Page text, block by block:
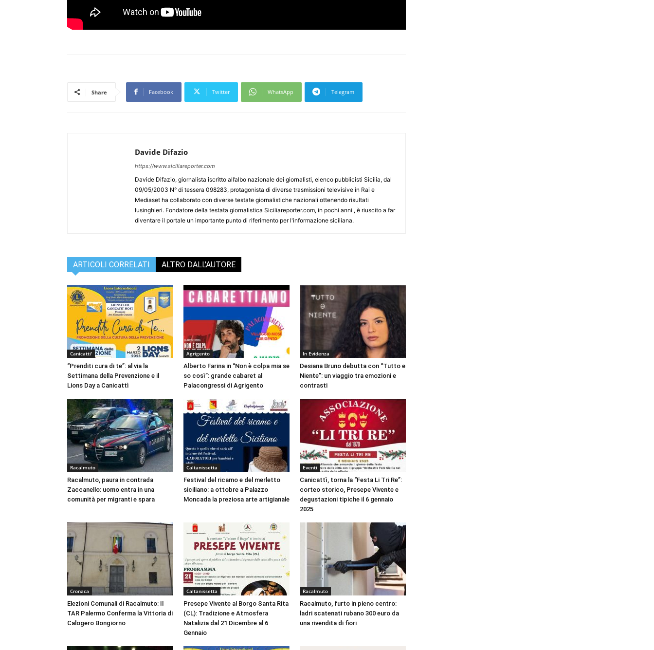
Share Facebook Twitter WhatsApp Telegram
Davide Difazio
https://www.siciliareporter.com
Davide Difazio, giornalista iscritto all’albo nazionale dei giornalisti, elenco pubblicisti Sicilia, dal
09/05/2003 N° di tessera 098283, protagonista di diverse trasmissioni televisive in Rai e
Mediaset ha collaborato con diverse testate giornalistiche nazionali ottenendo risultati
lusinghieri. Fondatore della testata giornalistica Siciliareporter.com, in pochi anni , è riuscito a far
diventare il portale un importante punto di riferimento per l'informazione siciliana.
ARTICOLI CORRELATI ALTRO DALL'AUTORE
Canicatti'
“Prenditi cura di te”: al via la
Settimana della Prevenzione e il
Lions Day a Canicattì
Agrigento
Alberto Farina in “Non è colpa mia se
so così”: grande cabaret al
Palacongressi di Agrigento
In Evidenza
Desiana Bruno debutta con “Tutto e
Niente”: un viaggio tra emozioni e
contrasti
Racalmuto
Racalmuto, paura in contrada
Zaccanello: uomo entra in una
comunità per migranti e spara
Caltanissetta
Festival del ricamo e del merletto
siciliano: a ottobre a Palazzo
Moncada la preziosa arte artigianale
Eventi
Canicattì, torna la “Festa Li Tri Re”:
corteo storico, Presepe Vivente e
degustazioni tipiche il 6 gennaio
2025
Cronaca
Elezioni Comunali di Racalmuto: Il
TAR Palermo Conferma la Vittoria di
Calogero Bongiorno
Caltanissetta
Presepe Vivente al Borgo Santa Rita
(CL): Tradizione e Atmosfera
Natalizia dal 21 Dicembre al 6
Gennaio
Racalmuto
Racalmuto, furto in pieno centro:
ladri scatenati rubano 300 euro da
una rivendita di fiori